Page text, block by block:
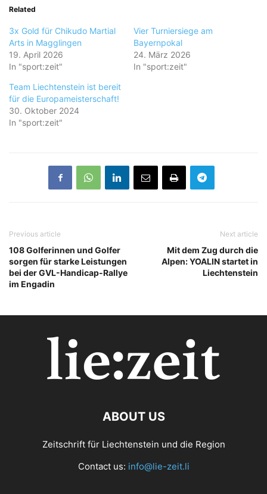
Related
3x Gold für Chikudo Martial
Arts in Magglingen
19. April 2026
In "sport:zeit"
Vier Turniersiege am
Bayernpokal
24. März 2026
In "sport:zeit"
Team Liechtenstein ist bereit
für die Europameisterschaft!
30. Oktober 2024
In "sport:zeit"
Previous article
108 Golferinnen und Golfer
sorgen für starke Leistungen
bei der GVL-Handicap-Rallye
im Engadin
Next article
Mit dem Zug durch die
Alpen: YOALIN startet in
Liechtenstein
ABOUT US
Zeitschrift für Liechtenstein und die Region
Contact us: info@lie-zeit.li